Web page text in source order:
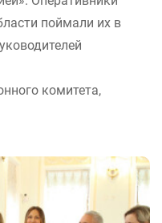
поймали их в
комитета,